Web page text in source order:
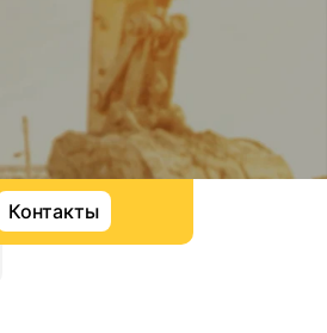
Контакты